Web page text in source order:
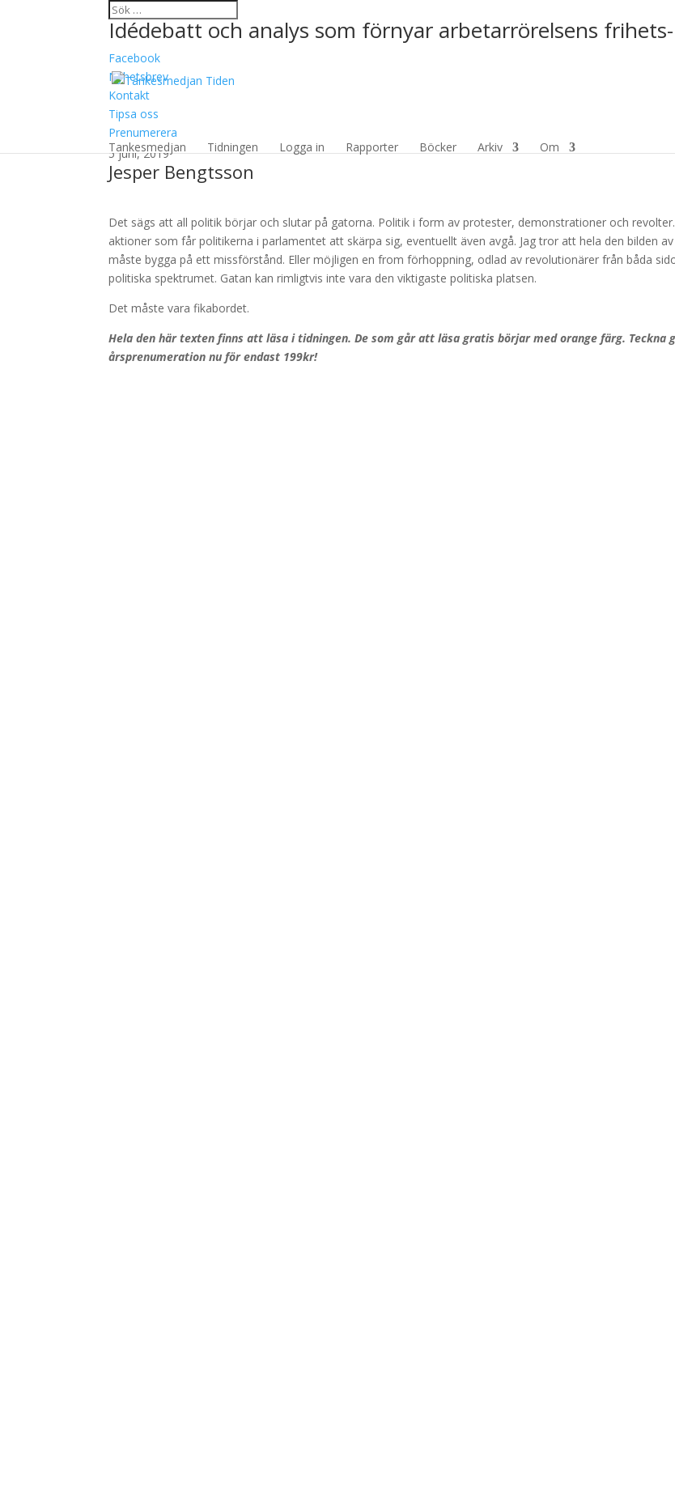
Idédebatt och analys som förnyar arbetarrörelsens
Facebook
Nyhetsbrev
Kontakt
Tipsa oss
Prenumerera
Tankesmedjan
Tidningen Logga in Rapporter Böcker Arkiv Om
Fikabordet är vår viktigaste politiska plats
5 juni, 2019
Jesper Bengtsson
Det sägs att all politik börjar och slutar på gatorna. Politik i form av protester, demonstrationer och
aktioner som får politikerna i parlamentet att skärpa sig, eventuellt även avgå. Jag tror att hela den bilden
måste bygga på ett missförstånd. Eller möjligen en from förhoppning, odlad av revolutionärer från båda
politiska spektrumet. Gatan kan rimligtvis inte vara den viktigaste politiska platsen.
Det måste vara fikabordet.
Hela den här texten finns att läsa i tidningen. De som går att läsa gratis börjar med orange färg. Teckna
årsprenumeration nu för endast 199kr!